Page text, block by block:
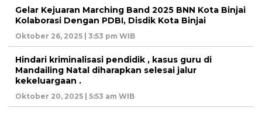
Gelar Kejuaran Marching Band 2025 BNN Kota Binjai
Kolaborasi Dengan PDBI, Disdik Kota Binjai
Oktober 26, 2025 | 3:53 pm WIB
Hindari kriminalisasi pendidik , kasus guru di
Mandailing Natal diharapkan selesai jalur
kekeluargaan .
Oktober 20, 2025 | 5:53 am WIB